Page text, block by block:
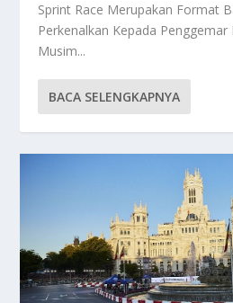
Sprint Race Merupakan Format
Perkenalkan Kepada
Musim...
BACA SELENGKAPNYA